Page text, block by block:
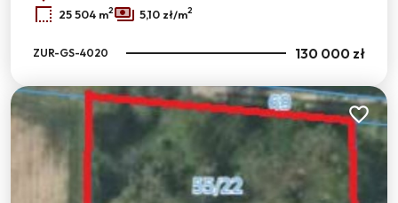
25 504 m2 5,10 zł/m2
ZUR-GS-4020 130 000 zł
Dodaj